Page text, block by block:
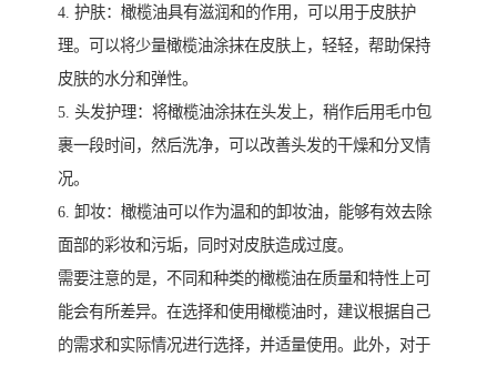
4. 护肤：橄榄油具有滋润和的作用，可以用于皮肤护
理。可以将少量橄榄油涂抹在皮肤上，轻轻，帮助保持
皮肤的水分和弹性。
5. 头发护理：将橄榄油涂抹在头发上，稍作后用毛巾包
裹一段时间，然后洗净，可以改善头发的干燥和分叉情
况。
6. 卸妆：橄榄油可以作为温和的卸妆油，能够有效去除
面部的彩妆和污垢，同时对皮肤造成过度。
需要注意的是，不同和种类的橄榄油在质量和特性上可
能会有所差异。在选择和使用橄榄油时，建议根据自己
的需求和实际情况进行选择，并适量使用。此外，对于